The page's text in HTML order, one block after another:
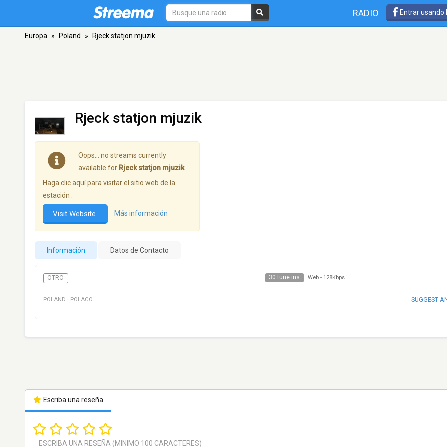
RADIO Entrar usando
Europa » Poland » Rjeck statjon mjuzik
Rjeck statjon mjuzik
Oops… no streams currently
available for Rjeck statjon mjuzik.
Haga clic aquí para visitar el sitio web de la
estación :
Visit Website Más información
Información Datos de Contacto
OTRO 30 tune ins Web - 128Kbps
POLAND · POLACO SUGGEST
Escriba una reseña